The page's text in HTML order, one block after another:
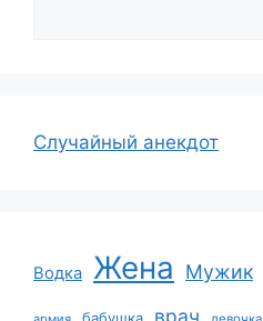
Случайный анекдот
Водка Жена Мужик
бабушка врач